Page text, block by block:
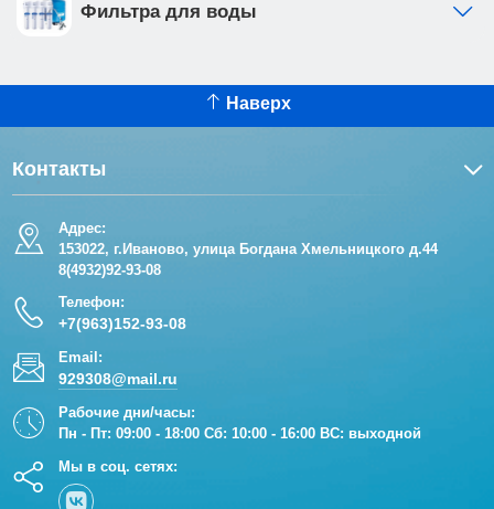
Фильтра для воды
Наверх
Контакты
Адрес:
153022, г.Иваново, улица Богдана Хмельницкого д.44
8(4932)92-93-08
Телефон:
+7(963)152-93-08
Email:
929308@mail.ru
Рабочие дни/часы:
Пн - Пт: 09:00 - 18:00 Сб: 10:00 - 16:00 ВС: выходной
Мы в соц. сетях: